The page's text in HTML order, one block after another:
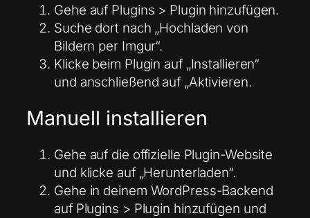
Gehe auf Plugins > Plugin hinzufügen.
Suche dort nach „Hochladen von
Bildern per Imgur“.
Klicke beim Plugin auf „Installieren“
und anschließend auf „Aktivieren.
Manuell installieren
Gehe auf die offizielle Plugin-Website
und klicke auf „Herunterladen“.
Gehe in deinem WordPress-Backend
auf Plugins > Plugin hinzufügen und